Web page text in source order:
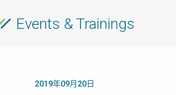
Events & Trainings
2019年09月20日